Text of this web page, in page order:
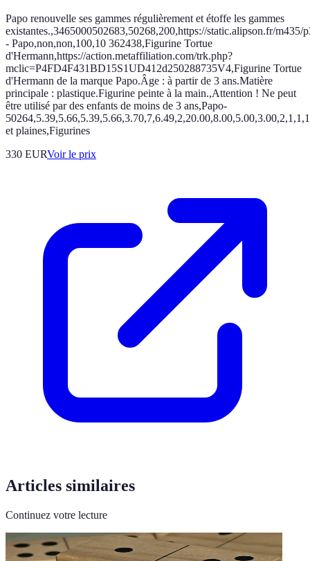
Papo renouvelle ses gammes régulièrement et étoffe les gammes
existantes.,3465000502683,50268,200,https://static.alipson.fr/
- Papo,non,non,100,10 362438,Figurine Tortue
d'Hermann,https://action.metaffiliation.com/trk.php?
mclic=P4FD4F431BD15S1UD412d250288735V4,Figurine Tortue
d'Hermann de la marque Papo.Âge : à partir de 3 ans.Matière
principale : plastique.Figurine peinte à la main.,Attention ! Ne peut
être utilisé par des enfants de moins de 3 ans,Papo-
et plaines,Figurines
330 EURVoir le prix
Articles similaires
Continuez votre lecture